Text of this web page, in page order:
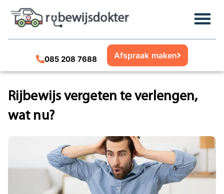
085 208 7688 Afspraak maken
Rijbewijs vergeten te verlengen,
wat nu?